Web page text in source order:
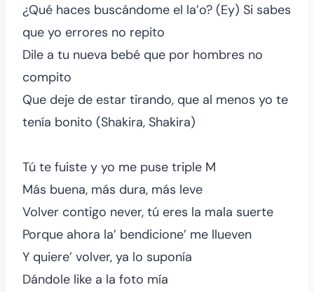
¿Qué haces buscándome el la’o? (Ey) Si sabes
que yo errores no repito
Dile a tu nueva bebé que por hombres no
compito
Que deje de estar tirando, que al menos yo te
tenía bonito (Shakira, Shakira)
Tú te fuiste y yo me puse triple M
Más buena, más dura, más leve
Volver contigo never, tú eres la mala suerte
Porque ahora la’ bendicione’ me llueven
Y quiere’ volver, ya lo suponía
Dándole like a la foto mía